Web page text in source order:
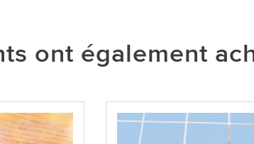
ont également